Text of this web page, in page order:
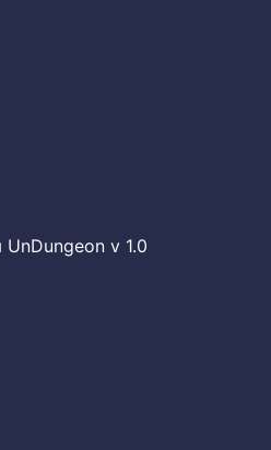
UnDungeon v 1.0